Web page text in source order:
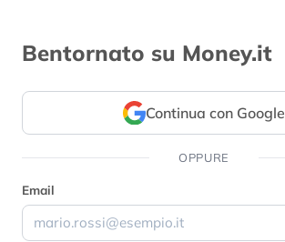
Bentornato su Money.it
Continua con Google
OPPURE
Email